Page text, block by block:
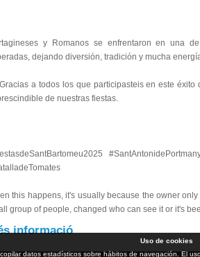
y Romanos se enfrentaron en una
dejando diversión, tradición y mucha
a todos los que participasteis en este éxito
de nuestras fiestas.
this happens, it's usually because the owner
group of people, changed who can see it or it's
informació
Uso de cookies
datos estadísticos sobre hábitos de navegación.